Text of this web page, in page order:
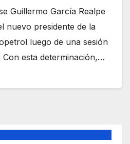
Guillermo García Realpe
nuevo presidente de la
luego de una sesión
Con esta determinación,…